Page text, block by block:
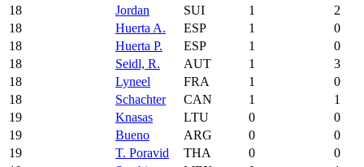
18
Jordan SUI 1
2
18
Huerta A. ESP 1
0
18
Huerta P. ESP 1
0
18
Seidl, R. AUT 1
3
18
Lyneel FRA 1
0
18
Schachter CAN 1
1
19
Knasas LTU 0
0
19
Bueno ARG 0
0
19
T. Poravid THA 0
0